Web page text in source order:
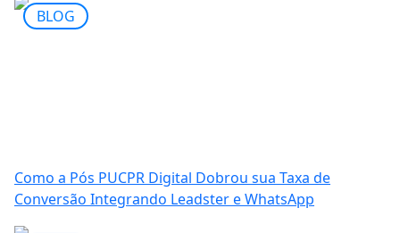
BLOG
Como a Pós PUCPR Digital Dobrou sua Taxa de
Conversão Integrando Leadster e WhatsApp